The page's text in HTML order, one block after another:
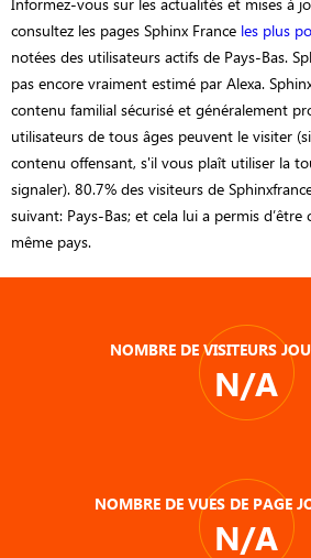
consultez les pages Sphinx France les plus
notées des utilisateurs actifs de Pays-Bas.
pas encore vraiment estimé par Alexa.
contenu familial sécurisé et généralement
utilisateurs de tous âges peuvent le visiter
contenu offensant, s'il vous plaît utiliser la
signaler). 80.7% des visiteurs de
suivant: Pays-Bas; et cela lui a permis d’être
même pays.
NOMBRE DE VISITEURS
N/A
NOMBRE DE VUES DE PAGE
N/A